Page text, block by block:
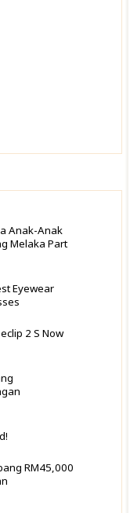
Anak-Anak
Melaka Part
Eyewear
2 S Now
RM45,000